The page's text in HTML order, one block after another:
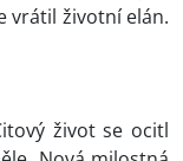
vrátil životní elán.
život se ocitl